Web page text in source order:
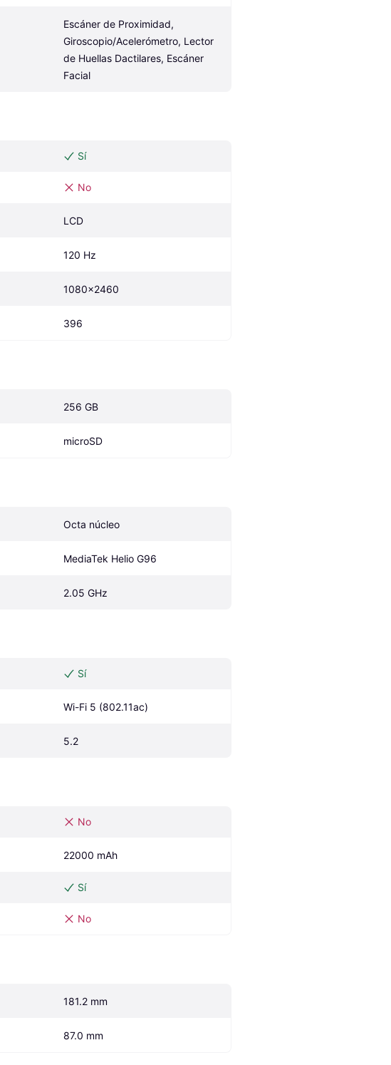
Escáner de Proximidad,
Giroscopio/Acelerómetro, Lector
de Huellas Dactilares, Escáner
Facial
Sí
No
LCD
120 Hz
1080x2460
396
256 GB
microSD
Octa núcleo
MediaTek Helio G96
2.05 GHz
Sí
Wi-Fi 5 (802.11ac)
5.2
No
22000 mAh
Sí
No
181.2 mm
87.0 mm